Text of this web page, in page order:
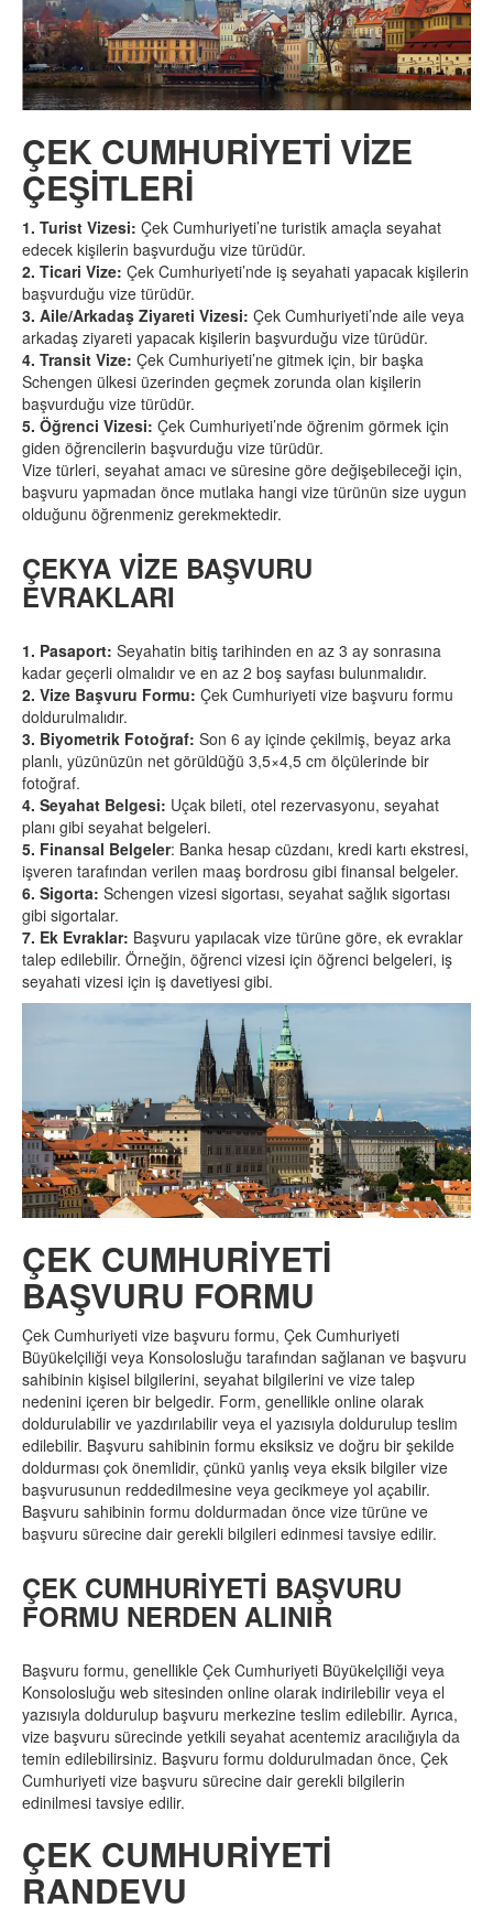
ÇEK CUMHURİYETİ VİZE
ÇEŞİTLERİ
1. Turist Vizesi: Çek Cumhuriyeti’ne turistik amaçla seyahat
edecek kişilerin başvurduğu vize türüdür.
2. Ticari Vize: Çek Cumhuriyeti’nde iş seyahati yapacak kişilerin
başvurduğu vize türüdür.
3. Aile/Arkadaş Ziyareti Vizesi: Çek Cumhuriyeti’nde aile veya
arkadaş ziyareti yapacak kişilerin başvurduğu vize türüdür.
4. Transit Vize: Çek Cumhuriyeti’ne gitmek için, bir başka
Schengen ülkesi üzerinden geçmek zorunda olan kişilerin
başvurduğu vize türüdür.
5. Öğrenci Vizesi: Çek Cumhuriyeti’nde öğrenim görmek için
giden öğrencilerin başvurduğu vize türüdür.
Vize türleri, seyahat amacı ve süresine göre değişebileceği için,
başvuru yapmadan önce mutlaka hangi vize türünün size uygun
olduğunu öğrenmeniz gerekmektedir.
ÇEKYA VİZE BAŞVURU
EVRAKLARI
1. Pasaport: Seyahatin bitiş tarihinden en az 3 ay sonrasına
kadar geçerli olmalıdır ve en az 2 boş sayfası bulunmalıdır.
2. Vize Başvuru Formu: Çek Cumhuriyeti vize başvuru formu
doldurulmalıdır.
3. Biyometrik Fotoğraf: Son 6 ay içinde çekilmiş, beyaz arka
planlı, yüzünüzün net görüldüğü 3,5×4,5 cm ölçülerinde bir
fotoğraf.
4. Seyahat Belgesi: Uçak bileti, otel rezervasyonu, seyahat
planı gibi seyahat belgeleri.
5. Finansal Belgeler: Banka hesap cüzdanı, kredi kartı ekstresi,
işveren tarafından verilen maaş bordrosu gibi finansal belgeler.
6. Sigorta: Schengen vizesi sigortası, seyahat sağlık sigortası
gibi sigortalar.
7. Ek Evraklar: Başvuru yapılacak vize türüne göre, ek evraklar
talep edilebilir. Örneğin, öğrenci vizesi için öğrenci belgeleri, iş
seyahati vizesi için iş davetiyesi gibi.
ÇEK CUMHURİYETİ
BAŞVURU FORMU
Çek Cumhuriyeti vize başvuru formu, Çek Cumhuriyeti
Büyükelçiliği veya Konsolosluğu tarafından sağlanan ve başvuru
sahibinin kişisel bilgilerini, seyahat bilgilerini ve vize talep
nedenini içeren bir belgedir. Form, genellikle online olarak
doldurulabilir ve yazdırılabilir veya el yazısıyla doldurulup teslim
edilebilir. Başvuru sahibinin formu eksiksiz ve doğru bir şekilde
doldurması çok önemlidir, çünkü yanlış veya eksik bilgiler vize
başvurusunun reddedilmesine veya gecikmeye yol açabilir.
Başvuru sahibinin formu doldurmadan önce vize türüne ve
başvuru sürecine dair gerekli bilgileri edinmesi tavsiye edilir.
ÇEK CUMHURİYETİ BAŞVURU
FORMU NERDEN ALINIR
Başvuru formu, genellikle Çek Cumhuriyeti Büyükelçiliği veya
Konsolosluğu web sitesinden online olarak indirilebilir veya el
yazısıyla doldurulup başvuru merkezine teslim edilebilir. Ayrıca,
vize başvuru sürecinde yetkili seyahat acentemiz aracılığıyla da
temin edilebilirsiniz. Başvuru formu doldurulmadan önce, Çek
Cumhuriyeti vize başvuru sürecine dair gerekli bilgilerin
edinilmesi tavsiye edilir.
ÇEK CUMHURİYETİ
RANDEVU